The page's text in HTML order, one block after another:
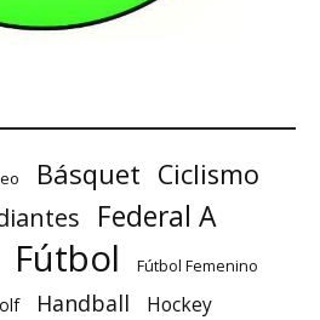
Básquet Ciclismo
Federal A
Fútbol Fútbol Femenino
Handball Hockey